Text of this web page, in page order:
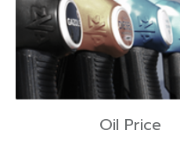
Oil Price